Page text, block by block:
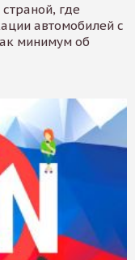
где
автомобилей с
минимум об